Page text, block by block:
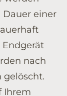
einer
Endgerät
nach
gelöscht.
Ihrem